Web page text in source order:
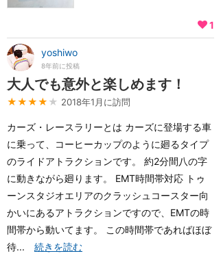
1
yoshiwo
8年前に投稿
大人でも意外と楽しめます！
★★★★ ★ 2018年1月に訪問
カーズ・レースラリーとは カーズに登場する車
に乗って、コーヒーカップのように廻るタイプ
のライドアトラクションです。 約2分間八の字
に動きながら廻ります。 EMT時間帯対応 トゥ
ーンスタジオエリアのクラッシュコースター向
かいにあるアトラクションですので、EMTの時
間帯から動いてます。 この時間帯であればほぼ
待... 続きを読む